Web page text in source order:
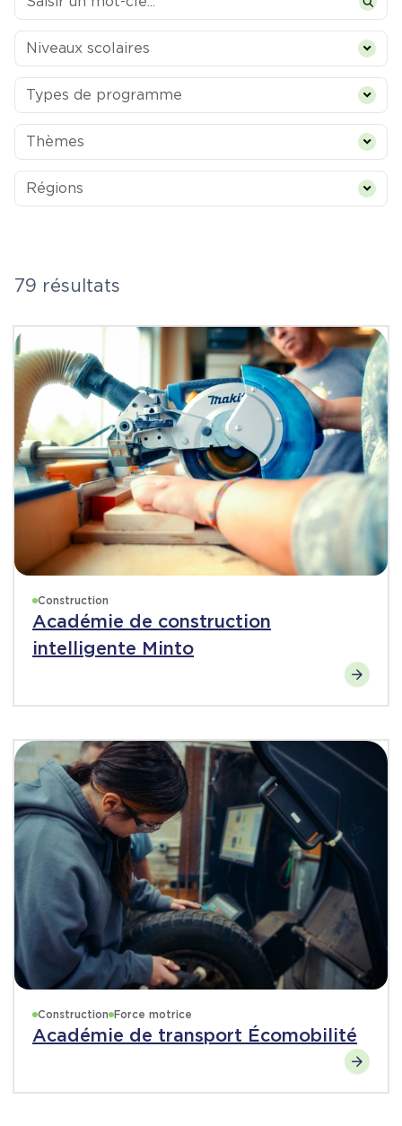
Niveaux scolaires
Niveaux scolaires
Types de programme
Types de programme
Thèmes
Thèmes
Régions
Régions
79 résultats
Construction
Académie de construction
intelligente Minto
Construction Force motrice
Académie de transport Écomobilité